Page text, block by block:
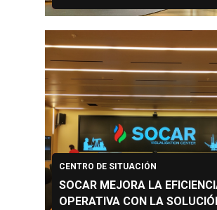
CENTRO DE SITUACIÓN
SOCAR MEJORA LA
OPERATIVA CON LA